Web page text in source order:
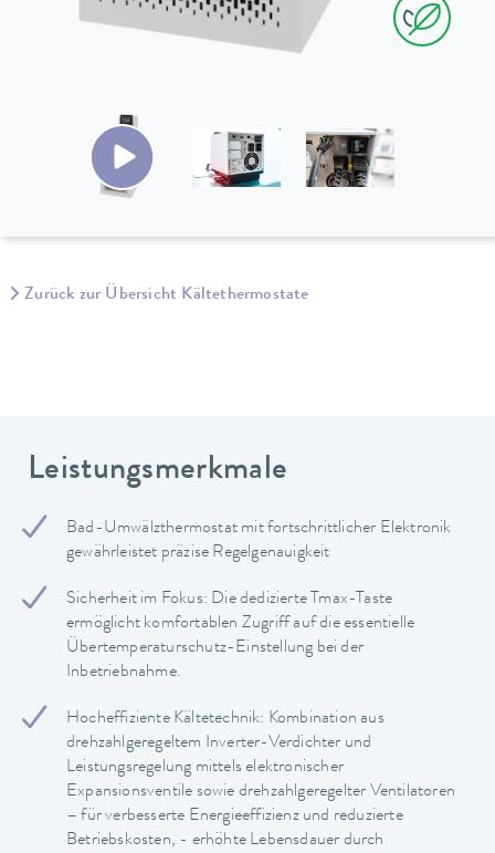
Zurück zur Übersicht Kältethermostate
Leistungsmerkmale
Bad-Umwälzthermostat mit fortschrittlicher Elektronik
gewährleistet präzise Regelgenauigkeit
Sicherheit im Fokus: Die dedizierte Tmax-Taste
ermöglicht komfortablen Zugriff auf die essentielle
Übertemperaturschutz-Einstellung bei der
Inbetriebnahme.
Hocheffiziente Kältetechnik: Kombination aus
drehzahlgeregeltem Inverter-Verdichter und
Leistungsregelung mittels elektronischer
Expansionsventile sowie drehzahlgeregelter Ventilatoren
– für verbesserte Energieeffizienz und reduzierte
Betriebskosten, - erhöhte Lebensdauer durch